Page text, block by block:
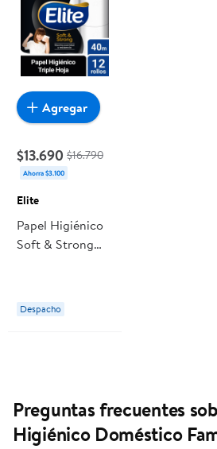
$13.690 $16.790
Ahorra $3.100
Elite
Papel Higiénico
Soft & Strong
Despacho
Agregar
Preguntas frecuentes
Higiénico Doméstico